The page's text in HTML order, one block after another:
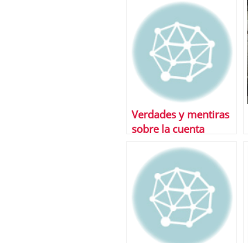
vivienda habitual?
Verdades y mentiras
sobre la cuenta